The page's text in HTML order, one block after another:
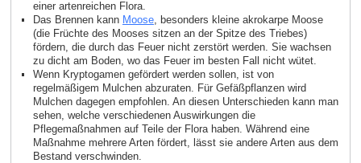
einer artenreichen Flora.
Das Brennen kann Moose, besonders kleine akrokarpe Moose
(die Früchte des Mooses sitzen an der Spitze des Triebes)
fördern, die durch das Feuer nicht zerstört werden. Sie wachsen
zu dicht am Boden, wo das Feuer im besten Fall nicht wütet.
Wenn Kryptogamen gefördert werden sollen, ist von
regelmäßigem Mulchen abzuraten. Für Gefäßpflanzen wird
Mulchen dagegen empfohlen. An diesen Unterschieden kann man
sehen, welche verschiedenen Auswirkungen die
Pflegemaßnahmen auf Teile der Flora haben. Während eine
Maßnahme mehrere Arten fördert, lässt sie andere Arten aus dem
Bestand verschwinden.